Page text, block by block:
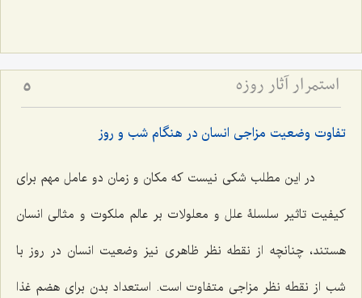
استمرار آثار روزه 5
تفاوت وضعیت مزاجی انسان در هنگام شب و روز
در این مطلب شکی نیست که مکان و زمان دو عامل مهم برای
کیفیت تاثیر سلسلۀ علل و معلولات بر عالم ملکوت و مثالی انسان
هستند، چنانچه از نقطه نظر ظاهری نیز وضعیت انسان در روز با
شب از نقطه نظر مزاجی متفاوت است. استعداد بدن برای هضم غذا